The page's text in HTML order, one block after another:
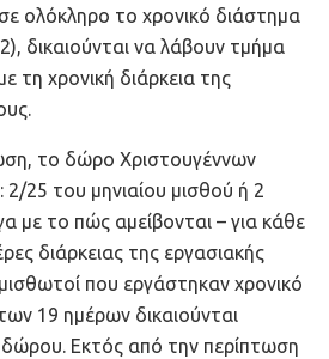
ολόκληρο το χρονικό διάστημα
δικαιούνται να λάβουν τμήμα
τη χρονική διάρκεια της
το δώρο Χριστουγέννων
2/25 του μηνιαίου μισθού ή 2
με το πώς αμείβονται – για κάθε
διάρκειας της εργασιακής
που εργάστηκαν χρονικό
19 ημέρων δικαιούνται
Εκτός από την περίπτωση